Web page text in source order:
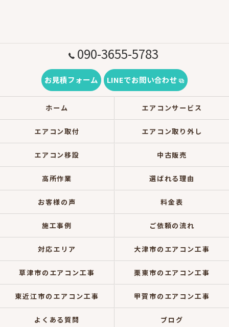
090-3655-5783
お見積フォーム LINEでお問い合わせ
ホーム エアコンサービス
エアコン取付 エアコン取り外し
エアコン移設 中古販売
高所作業 選ばれる理由
お客様の声 料金表
施工事例 ご依頼の流れ
対応エリア 大津市のエアコン工事
草津市のエアコン工事 栗東市のエアコン工事
東近江市のエアコン工事 甲賀市のエアコン工事
よくある質問 ブログ